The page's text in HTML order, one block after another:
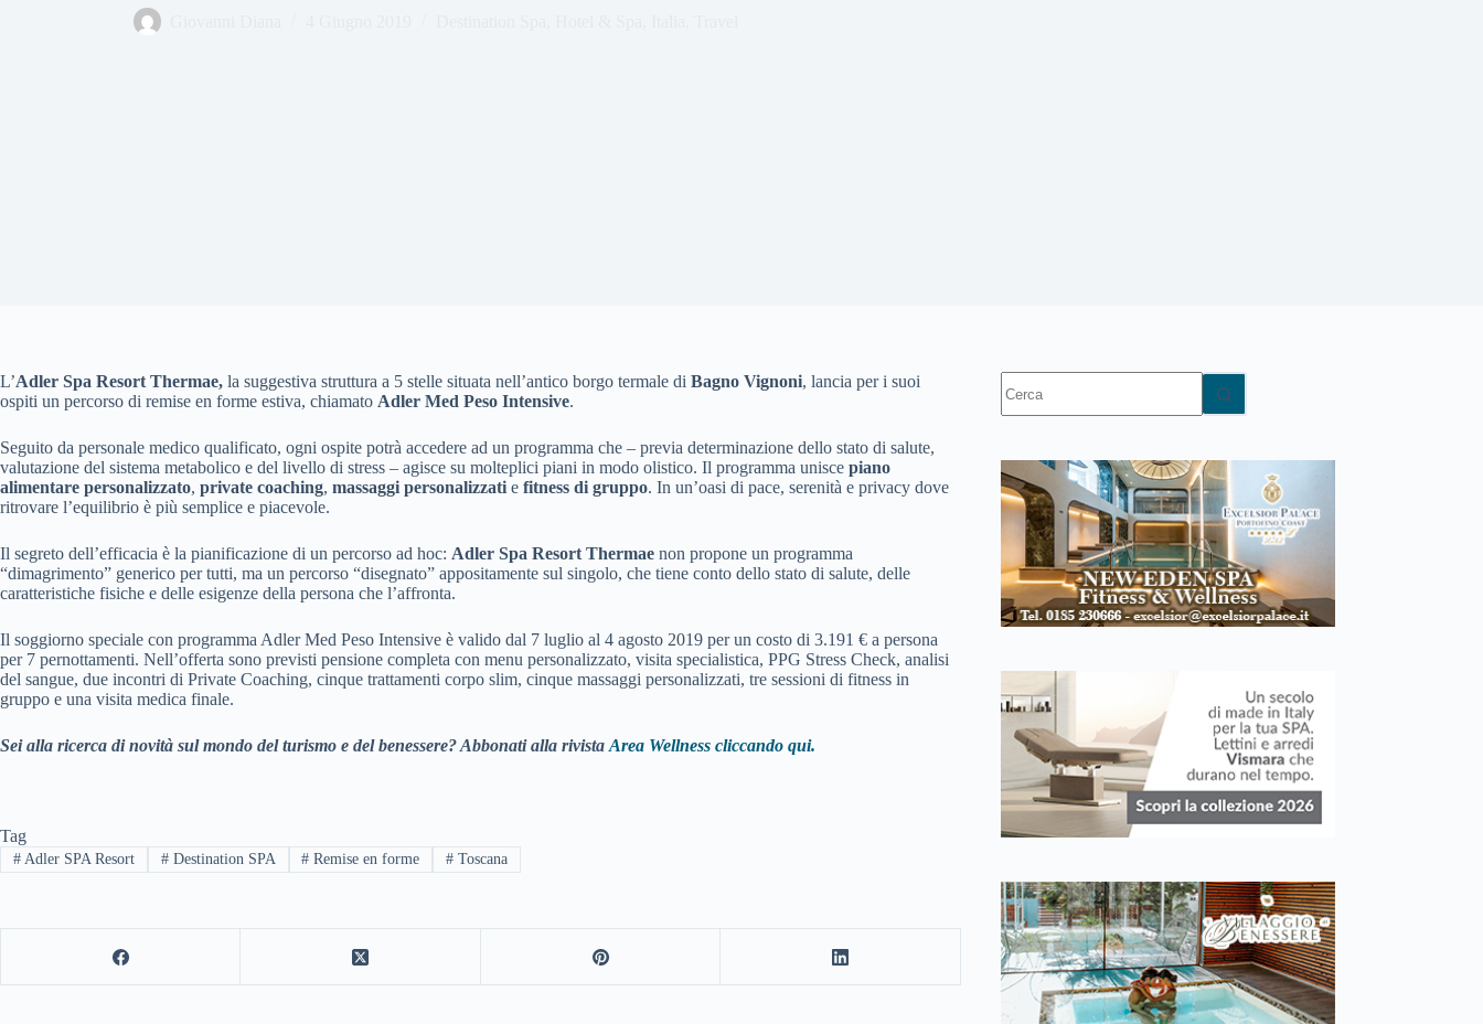
L’Adler Spa Resort Thermae, la suggestiva struttura a 5 stelle situata nell’antico borgo termale di Bagno Vignoni, lancia per i suoi
ospiti un percorso di remise en forme estiva, chiamato Adler Med Peso Intensive.
Seguito da personale medico qualificato, ogni ospite potrà accedere ad un programma che – previa determinazione dello stato di salute,
valutazione del sistema metabolico e del livello di stress – agisce su molteplici piani in modo olistico. Il programma unisce piano
alimentare personalizzato, private coaching, massaggi personalizzati e fitness di gruppo. In un’oasi di pace, serenità e privacy dove
ritrovare l’equilibrio è più semplice e piacevole.
Il segreto dell’efficacia è la pianificazione di un percorso ad hoc: Adler Spa Resort Thermae non propone un programma
“dimagrimento” generico per tutti, ma un percorso “disegnato” appositamente sul singolo, che tiene conto dello stato di salute, delle
caratteristiche fisiche e delle esigenze della persona che l’affronta.
Il soggiorno speciale con programma Adler Med Peso Intensive è valido dal 7 luglio al 4 agosto 2019 per un costo di 3.191 € a persona
per 7 pernottamenti. Nell’offerta sono previsti pensione completa con menu personalizzato, visita specialistica, PPG Stress Check, analisi
del sangue, due incontri di Private Coaching, cinque trattamenti corpo slim, cinque massaggi personalizzati, tre sessioni di fitness in
gruppo e una visita medica finale.
Sei alla ricerca di novità sul mondo del turismo e del benessere? Abbonati alla rivista Area Wellness cliccando qui.
Tag
#Adler SPA Resort #Destination SPA # Remise en forme # Toscana
risultato